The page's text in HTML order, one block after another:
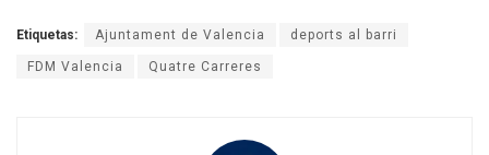
Etiquetas: Ajuntament de Valencia deports al barri
FDM Valencia Quatre Carreres